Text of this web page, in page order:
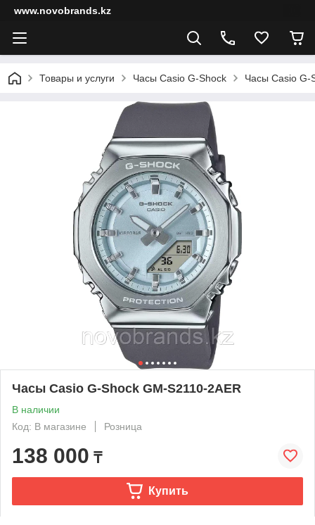
www.novobrands.kz
Товары и услуги Часы Casio G-Shock Часы Casio G-
Часы Casio G-Shock GM-S2110-2AER
В наличии
Код: В магазине
Розница
138 000 ₸
Купить